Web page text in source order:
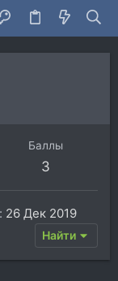
Баллы
3
26 Дек 2019
Найти